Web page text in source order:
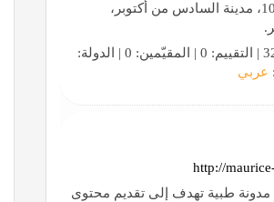
بلوك رقم 102، مدينة السادس من أكتوبر،
عربي
http://
طبية تهدف إلى تقديم محتوى